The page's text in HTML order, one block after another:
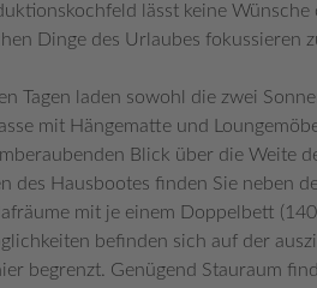
lässt keine
Dinge des Urlaubes fokussieren
Tagen laden sowohl die zwei
mit Hängematte und
Blick über die Weite
des Hausbootes finden Sie neben
mit je einem Doppelbett
befinden sich auf der
begrenzt. Genügend Stauraum